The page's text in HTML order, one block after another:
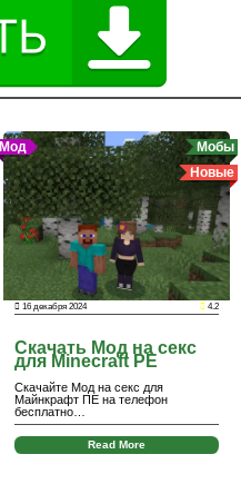
Мод
Мобы
Новые
16 декабря 2024 4.2
Скачать Мод на секс
для Minecraft PE
Скачайте Мод на секс для
Майнкрафт ПЕ на телефон
бесплатно…
Read More